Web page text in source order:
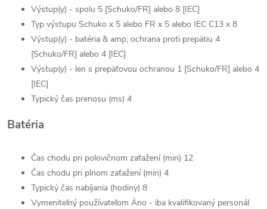
Výstup(y) - spolu 5 [Schuko/FR] alebo 8 [IEC]
Typ výstupu Schuko x 5 alebo FR x 5 alebo IEC C13 x 8
Výstup(y) - batéria & amp; ochrana proti prepätiu 4
[Schuko/FR] alebo 4 [IEC]
Výstup(y) - len s prepäťovou ochranou 1 [Schuko/FR] alebo 4
[IEC]
Typický čas prenosu (ms) 4
Batéria
Čas chodu pri polovičnom zaťažení (min) 12
Čas chodu pri plnom zaťažení (min) 4
Typický čas nabíjania (hodiny) 8
Vymeniteľný používateľom Áno - iba kvalifikovaný personál